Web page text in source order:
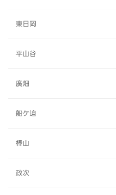
東日岡
平山谷
廣畑
船ケ迫
棒山
政次